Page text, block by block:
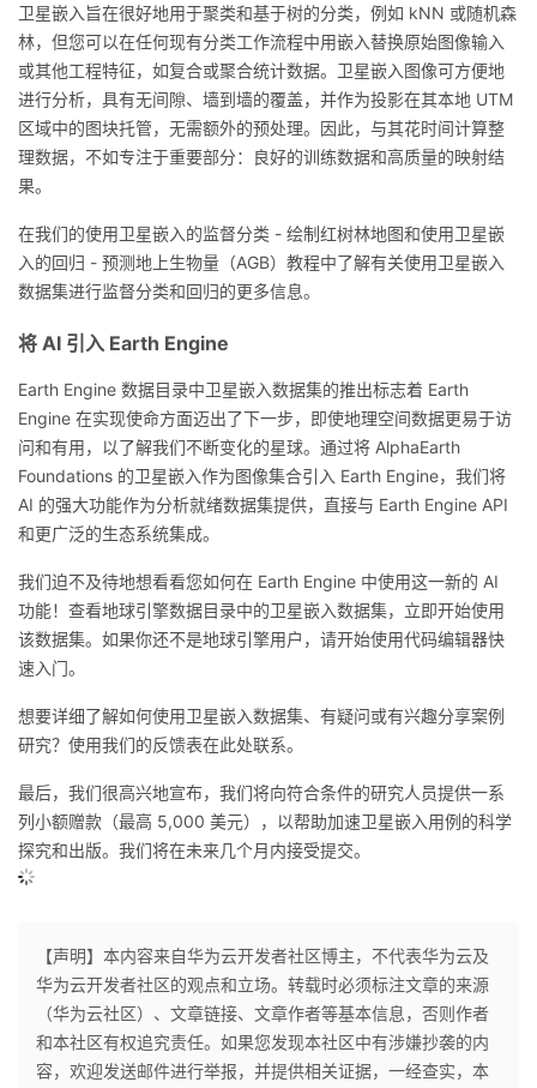
卫星嵌入旨在很好地用于聚类和基于树的分类，例如 kNN 或随机森
林，但您可以在任何现有分类工作流程中用嵌入替换原始图像输入
或其他工程特征，如复合或聚合统计数据。卫星嵌入图像可方便地
进行分析，具有无间隙、墙到墙的覆盖，并作为投影在其本地 UTM
区域中的图块托管，无需额外的预处理。因此，与其花时间计算整
理数据，不如专注于重要部分：良好的训练数据和高质量的映射结
果。
在我们的使用卫星嵌入的监督分类 - 绘制红树林地图和使用卫星嵌
入的回归 - 预测地上生物量（AGB）教程中了解有关使用卫星嵌入
数据集进行监督分类和回归的更多信息。
将 AI 引入 Earth Engine
Earth Engine 数据目录中卫星嵌入数据集的推出标志着 Earth
Engine 在实现使命方面迈出了下一步，即使地理空间数据更易于访
问和有用，以了解我们不断变化的星球。通过将 AlphaEarth
Foundations 的卫星嵌入作为图像集合引入 Earth Engine，我们将
AI 的强大功能作为分析就绪数据集提供，直接与 Earth Engine API
和更广泛的生态系统集成。
我们迫不及待地想看看您如何在 Earth Engine 中使用这一新的 AI
功能！查看地球引擎数据目录中的卫星嵌入数据集，立即开始使用
该数据集。如果你还不是地球引擎用户，请开始使用代码编辑器快
速入门。
想要详细了解如何使用卫星嵌入数据集、有疑问或有兴趣分享案例
研究？使用我们的反馈表在此处联系。
最后，我们很高兴地宣布，我们将向符合条件的研究人员提供一系
列小额赠款（最高 5,000 美元），以帮助加速卫星嵌入用例的科学
探究和出版。我们将在未来几个月内接受提交。
【声明】本内容来自华为云开发者社区博主，不代表华为云及
华为云开发者社区的观点和立场。转载时必须标注文章的来源
（华为云社区）、文章链接、文章作者等基本信息，否则作者
和本社区有权追究责任。如果您发现本社区中有涉嫌抄袭的内
容，欢迎发送邮件进行举报，并提供相关证据，一经查实，本